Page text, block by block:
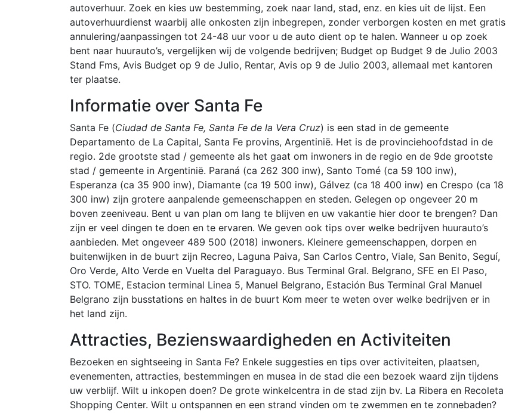
autoverhuur. Zoek en kies uw bestemming, zoek naar land, stad, enz. en kies uit de lijst. Een
autoverhuurdienst waarbij alle onkosten zijn inbegrepen, zonder verborgen kosten en met gratis
annulering/aanpassingen tot 24-48 uur voor u de auto dient op te halen. Wanneer u op zoek
bent naar huurauto’s, vergelijken wij de volgende bedrijven; Budget op Budget 9 de Julio 2003
Stand Fms, Avis Budget op 9 de Julio, Rentar, Avis op 9 de Julio 2003, allemaal met kantoren
ter plaatse.
Informatie over Santa Fe
Santa Fe (Ciudad de Santa Fe, Santa Fe de la Vera Cruz) is een stad in de gemeente
Departamento de La Capital, Santa Fe provins, Argentinië. Het is de provinciehoofdstad in de
regio. 2de grootste stad / gemeente als het gaat om inwoners in de regio en de 9de grootste
stad / gemeente in Argentinië. Paraná (ca 262 300 inw), Santo Tomé (ca 59 100 inw),
Esperanza (ca 35 900 inw), Diamante (ca 19 500 inw), Gálvez (ca 18 400 inw) en Crespo (ca 18
300 inw) zijn grotere aanpalende gemeenschappen en steden. Gelegen op ongeveer 20 m
boven zeeniveau. Bent u van plan om lang te blijven en uw vakantie hier door te brengen? Dan
zijn er veel dingen te doen en te ervaren. We geven ook tips over welke bedrijven huurauto’s
aanbieden. Met ongeveer 489 500 (2018) inwoners. Kleinere gemeenschappen, dorpen en
buitenwijken in de buurt zijn Recreo, Laguna Paiva, San Carlos Centro, Viale, San Benito, Seguí,
Oro Verde, Alto Verde en Vuelta del Paraguayo. Bus Terminal Gral. Belgrano, SFE en El Paso,
STO. TOME, Estacion terminal Linea 5, Manuel Belgrano, Estación Bus Terminal Gral Manuel
Belgrano zijn busstations en haltes in de buurt Kom meer te weten over welke bedrijven er in
het land zijn.
Attracties, Bezienswaardigheden en Activiteiten
Bezoeken en sightseeing in Santa Fe? Enkele suggesties en tips over activiteiten, plaatsen,
evenementen, attracties, bestemmingen en musea in de stad die een bezoek waard zijn tijdens
uw verblijf. Wilt u inkopen doen? De grote winkelcentra in de stad zijn bv. La Ribera en Recoleta
Shopping Center. Wilt u ontspannen en een strand vinden om te zwemmen en te zonnebaden?